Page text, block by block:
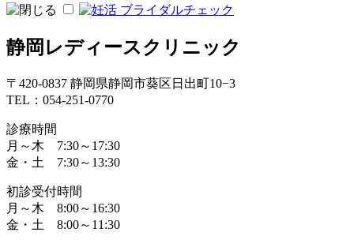
静岡レディースクリニック
〒420-0837 静岡県静岡市葵区日出町10−3
TEL：054-251-0770
診療時間
月～木 7:30～17:30
金・土 7:30～13:30
初診受付時間
月～木 8:00～16:30
金・土 8:00～11:30